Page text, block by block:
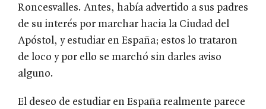
Roncesvalles. Antes, había advertido a sus padres
de su interés por marchar hacia la Ciudad del
Apóstol, y estudiar en España; estos lo trataron
de loco y por ello se marchó sin darles aviso
alguno.
El deseo de estudiar en España realmente parece